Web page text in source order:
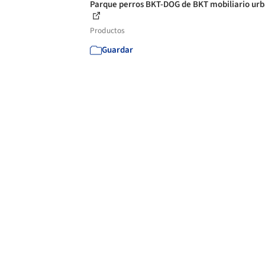
Parque perros BKT-DOG de BKT mobiliario
Productos
Guardar